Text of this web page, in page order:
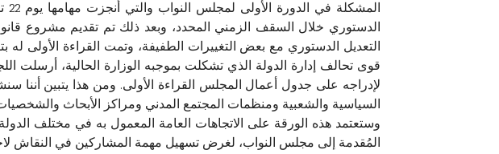
الدستوري خلال السقف الزمني المحدد، وبعد ذلك تم تقديم مشروع
لإدراجه على جدول أعمال المجلس القراءة الأولى. ومن هذا يتبين
السياسية والشعبية ومنظمات المجتمع المدني ومراكز الأبحاث والشخصيات
وستعتمد هذه الورقة على الاتجاهات العامة المعمول به في مختلف
المُقدمة إلى مجلس النواب، لغرض تسهيل مهمة المشاركين في النقاش